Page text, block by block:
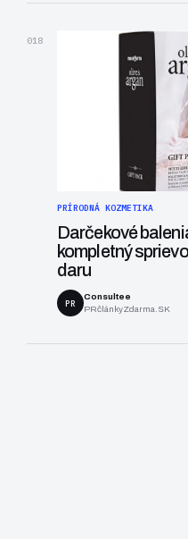
018
PRÍRODNÁ KOZMETIKA
Darčekové
kompletný
daru
PR
Consultee
PRčlánkyZdarma.SK